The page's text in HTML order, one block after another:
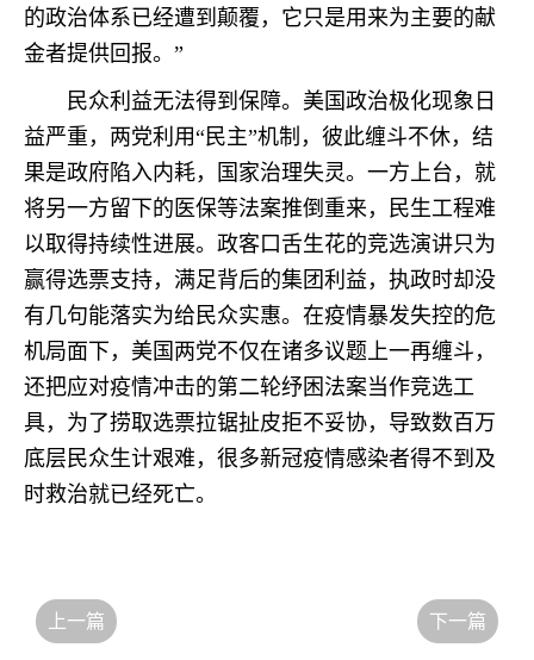
的政治体系已经遭到颠覆，它只是用来为主要的献
金者提供回报。”
民众利益无法得到保障。美国政治极化现象日
益严重，两党利用“民主”机制，彼此缠斗不休，结
果是政府陷入内耗，国家治理失灵。一方上台，就
将另一方留下的医保等法案推倒重来，民生工程难
以取得持续性进展。政客口舌生花的竞选演讲只为
赢得选票支持，满足背后的集团利益，执政时却没
有几句能落实为给民众实惠。在疫情暴发失控的危
机局面下，美国两党不仅在诸多议题上一再缠斗，
还把应对疫情冲击的第二轮纾困法案当作竞选工
具，为了捞取选票拉锯扯皮拒不妥协，导致数百万
底层民众生计艰难，很多新冠疫情感染者得不到及
时救治就已经死亡。
上一篇 下一篇